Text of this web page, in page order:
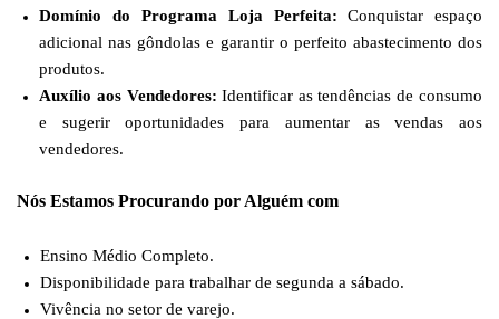
Domínio do Programa Loja Perfeita:
Conquistar espaço
adicional nas gôndolas e garantir o perfeito abastecimento dos
produtos.
Auxílio aos Vendedores: Identificar as tendências de consumo
e sugerir oportunidades para aumentar as vendas aos
vendedores.
Nós Estamos Procurando por Alguém com
Ensino Médio Completo.
Disponibilidade para trabalhar de segunda a sábado.
Vivência no setor de varejo.